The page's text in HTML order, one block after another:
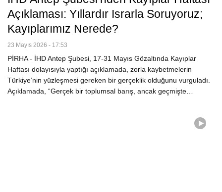
Açıklaması: Yıllardır Israrla Soruyoruz;
Kayıplarımız Nerede?
23 Mayıs 2026 - 17:53
PİRHA - İHD Antep Şubesi, 17-31 Mayıs Gözaltında Kayıplar
Haftası dolayısıyla yaptığı açıklamada, zorla kaybetmelerin
Türkiye’nin yüzleşmesi gereken bir gerçeklik olduğunu vurguladı.
Açıklamada, “Gerçek bir toplumsal barış, ancak geçmişte…